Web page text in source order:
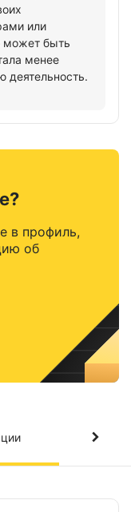
или
может быть
менее
деятельность.
в профиль,
об